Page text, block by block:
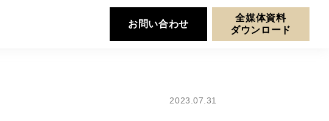
お問い合わせ
全媒体資料
ダウンロード
2023.07.31